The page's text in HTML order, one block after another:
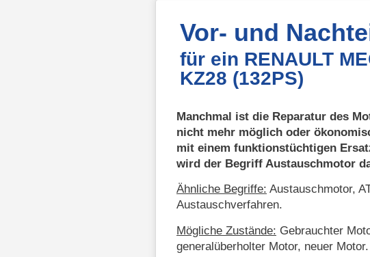
Vor- und
für ein RENAULT
KZ28 (132PS)
Manchmal ist die Reparatur des
nicht mehr möglich oder
mit einem funktionstüchtigen
wird der Begriff Austauschmotor
Ähnliche Begriffe: Austauschmotor,
Austauschverfahren.
Mögliche Zustände: Gebrauchter
generalüberholter Motor, neuer Motor.